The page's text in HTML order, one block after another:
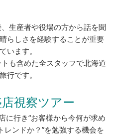
生産者や役場の方から話を聞
らしさを経験することが重要
います。
も含めた全スタッフで北海道
行です。
視察ツアー
に行き“お客様から今何が求め
レンドか？”を勉強する機会を